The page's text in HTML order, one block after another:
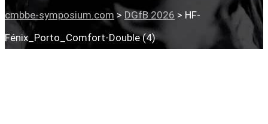
cmbbe-symposium.com > DGfB 2026 > HF-
Fénix_Porto_Comfort-Double (4)